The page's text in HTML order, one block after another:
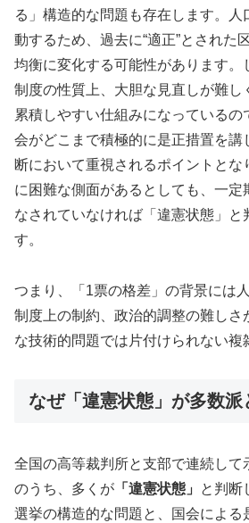
る」構造的な問題も存在します。
動するため、過去に“適正”とされた
均衡に変化する可能性があります。
制度の性質上、大胆な見直しが難し
累積しやすい仕組みになっているの
会がどこまで積極的に是正措置を講
断において重視されるポイントとな
に困難な側面があるとしても、一定
なされていなければ「違憲状態」と
す。
つまり、「1票の格差」の背景には
制度上の制約、政治的調整の難しさ
な技術的問題では片付けられない複
なぜ「違憲状態」が多数派
全国の高等裁判所と支部で連続して
のうち、多くが 「違憲状態」
と判断
選挙の構造的な問題と、国会による